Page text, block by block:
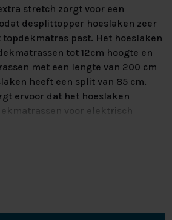
stretch zorgt voor een
desplittopper hoeslaken zeer
past. Het hoeslaken
tot 12cm hoogte en
met een lengte van 200 cm
heeft een split van 85 cm.
ervoor dat het hoeslaken
voor elektrisch
tot 60 graden, is geschikt voor